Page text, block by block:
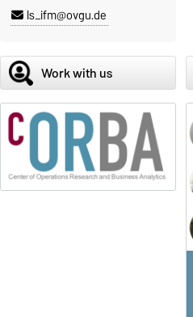
ls_ifm@ovgu.de
Work with us